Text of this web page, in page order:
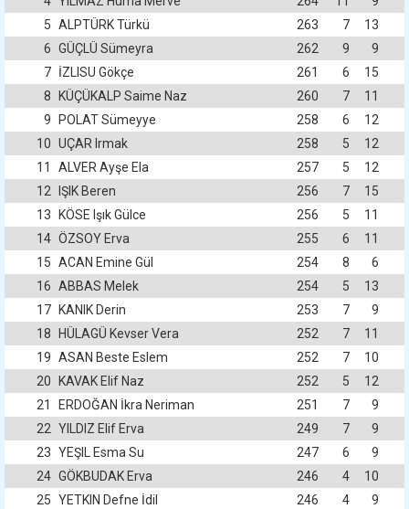
5 ALPTÜRK Türkü 263 7
13
6 GÜÇLÜ Sümeyra 262 9
9
7 İZLISU Gökçe 261 6
15
8
KÜÇÜKALP Saime Naz 260 7
11
9
POLAT Sümeyye 258 6
12
10 UÇAR Irmak 258 5
12
11
ALVER Ayşe Ela 257 5
12
12
IŞIK Beren 256 7
15
13
KÖSE Işık Gülce 256 5
11
14 ÖZSOY Erva 255 6
11
15 ACAN Emine Gül 254 8
6
16 ABBAS Melek 254 5
13
17
KANIK Derin 253 7
9
18
HÜLAGÜ Kevser Vera 252 7
11
19 ASAN Beste Eslem 252 7
10
20
KAVAK Elif Naz 252 5
12
21
ERDOĞAN İkra Neriman 251 7
9
22 YILDIZ Elif Erva 249 7
9
23 YEŞIL Esma Su 247 6
9
24 GÖKBUDAK Erva 246 4
10
25 YETKIN Defne İdil 246 4
9